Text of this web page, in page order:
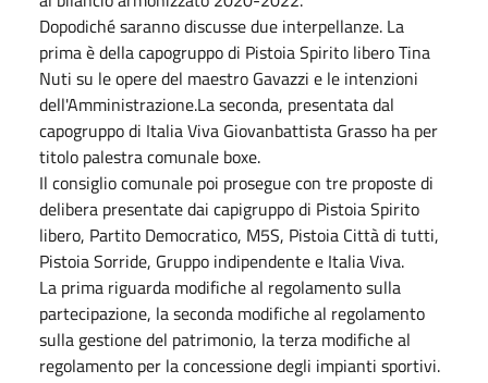
Dopodiché saranno discusse due interpellanze. La
prima è della capogruppo di Pistoia Spirito libero Tina
Nuti su le opere del maestro Gavazzi e le intenzioni
dell'Amministrazione.La seconda, presentata dal
capogruppo di Italia Viva Giovanbattista Grasso ha per
titolo palestra comunale boxe.
Il consiglio comunale poi prosegue con tre proposte di
delibera presentate dai capigruppo di Pistoia Spirito
libero, Partito Democratico, M5S, Pistoia Città di tutti,
Pistoia Sorride, Gruppo indipendente e Italia Viva.
La prima riguarda modifiche al regolamento sulla
partecipazione, la seconda modifiche al regolamento
sulla gestione del patrimonio, la terza modifiche al
regolamento per la concessione degli impianti sportivi.